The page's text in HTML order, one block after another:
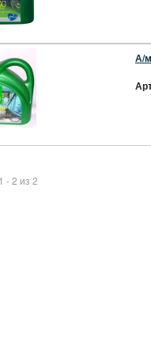
А/
- 2 из 2